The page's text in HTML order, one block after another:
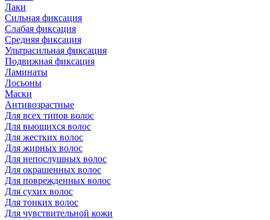
Лаки
Сильная фиксация
Слабая фиксация
Средняя фиксация
Ультрасильная фиксация
Подвижная фиксация
Ламинаты
Лосьоны
Маски
Антивозрастные
Для всех типов волос
Для вьющихся волос
Для жестких волос
Для жирных волос
Для непослушных волос
Для окрашенных волос
Для поврежденных волос
Для сухих волос
Для тонких волос
Для чувствительной кожи